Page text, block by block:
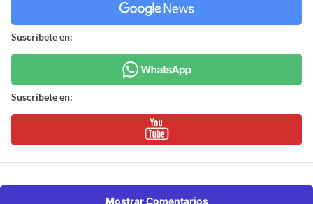
Suscríbete en:
Suscríbete en:
Mostrar Comentarios